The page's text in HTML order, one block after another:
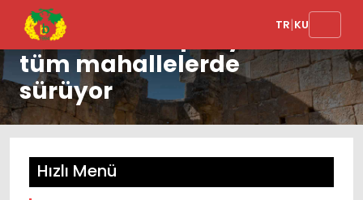
TR|KU
Temizlik kampanyası
tüm mahallelerde
sürüyor
Hızlı Menü